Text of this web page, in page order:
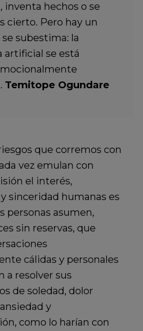
inventa hechos o se
cierto. Pero hay un
subestima: la
artificial se está
Temitope Ogundare
que corremos con
vez emulan con
el interés,
sinceridad humanas es
personas asumen,
sin reservas, que
cálidas y personales
a resolver sus
de soledad, dolor
y
como lo harían con